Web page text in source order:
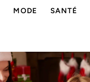
MODE SANTÉ